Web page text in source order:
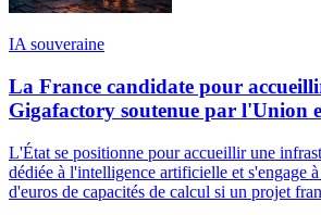
IA souveraine
La France candidate pour
Gigafactory soutenue par l'Union
L'État se positionne pour accueillir une
dédiée à l'intelligence artificielle et s'engage
d'euros de capacités de calcul si un projet